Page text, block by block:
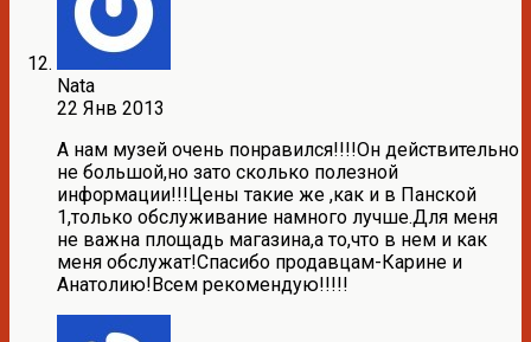
Nata
22 Янв 2013
А нам музей очень понравился!!!!Он действительно
не большой,но зато сколько полезной
информации!!!Цены такие же ,как и в Панской
1,только обслуживание намного лучше.Для меня
не важна площадь магазина,а то,что в нем и как
меня обслужат!Спасибо продавцам-Карине и
Анатолию!Всем рекомендую!!!!!